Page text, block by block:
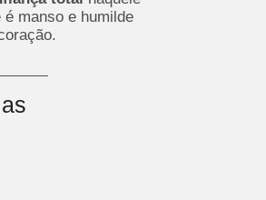
é manso e humilde